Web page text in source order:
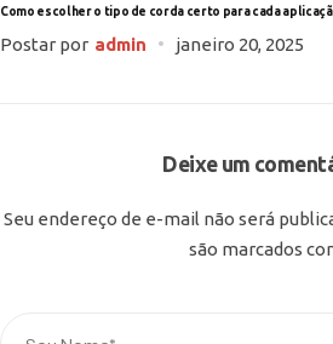
Como escolher o tipo de corda certo para cada
Postar por admin janeiro 20, 2025
Deixe um
Seu endereço de e-mail não será
são marcados